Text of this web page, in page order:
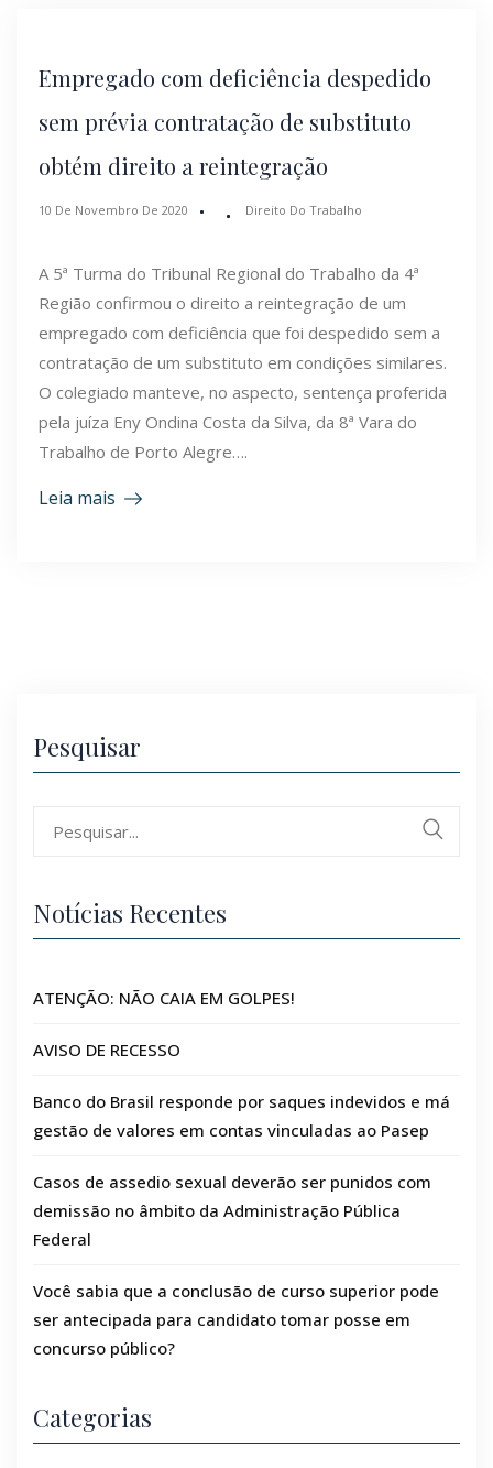
Empregado com deficiência despedido
sem prévia contratação de substituto
obtém direito a reintegração
10 De Novembro De 2020 Direito Do Trabalho
A 5ª Turma do Tribunal Regional do Trabalho da 4ª
Região confirmou o direito a reintegração de um
empregado com deficiência que foi despedido sem a
contratação de um substituto em condições similares.
O colegiado manteve, no aspecto, sentença proferida
pela juíza Eny Ondina Costa da Silva, da 8ª Vara do
Trabalho de Porto Alegre….
Leia mais
Pesquisar
Notícias Recentes
ATENÇÃO: NÃO CAIA EM GOLPES!
AVISO DE RECESSO
Banco do Brasil responde por saques indevidos e má
gestão de valores em contas vinculadas ao Pasep
Casos de assedio sexual deverão ser punidos com
demissão no âmbito da Administração Pública
Federal
Você sabia que a conclusão de curso superior pode
ser antecipada para candidato tomar posse em
concurso público?
Categorias